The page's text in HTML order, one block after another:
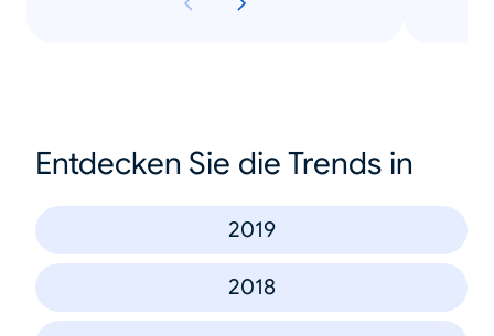
Entdecken Sie die Trends in
2019
2018